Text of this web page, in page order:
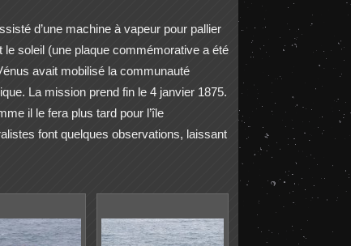
d’une machine à vapeur pour pallier
soleil (une plaque commémorative a été
avait mobilisé la communauté
La mission prend fin le 4 janvier 1875.
il le fera plus tard pour l’île
font quelques observations, laissant